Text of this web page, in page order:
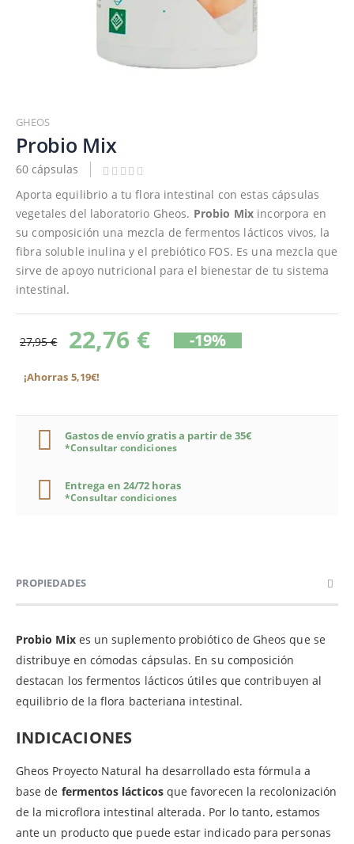
al
comienzo
de
la
galería
de
imágenes
GHEOS
Probio Mix
60 cápsulas
Aporta equilibrio a tu flora intestinal con estas cápsulas
vegetales del laboratorio Gheos. Probio Mix incorpora en
su composición una mezcla de fermentos lácticos vivos, la
fibra soluble inulina y el prebiótico FOS. Es una mezcla que
sirve de apoyo nutricional para el bienestar de tu sistema
intestinal.
27,95 € 22,76 € -19%
¡Ahorras 5,19€!
Gastos de envío gratis a partir de 35€
*Consultar condiciones
Entrega en 24/72 horas
*Consultar condiciones
PROPIEDADES
Probio Mix es un suplemento probiótico de Gheos que se
distribuye en cómodas cápsulas. En su composición
destacan los fermentos lácticos útiles que contribuyen al
equilibrio de la flora bacteriana intestinal.
INDICACIONES
Gheos Proyecto Natural ha desarrollado esta fórmula a
base de fermentos lácticosque favorecen la recolonización
de la microflora intestinal alterada. Por lo tanto, estamos
ante un producto que puede estar indicado para personas